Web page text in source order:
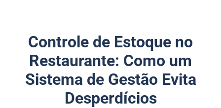
Controle de Estoque no
Restaurante: Como um
Sistema de Gestão Evita
Desperdícios